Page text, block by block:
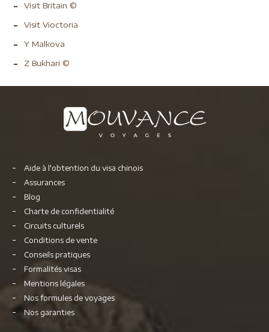
Visit Britain ©
Visit Vioctoria
Y Malkova
Z Bukhari ©
Aide à l'obtention du visa chinois
Assurances
Blog
Charte de confidentialité
Circuits culturels
Conditions de vente
Conseils pratiques
Formalités visas
Mentions légales
Nos formules de voyages
Nos garanties